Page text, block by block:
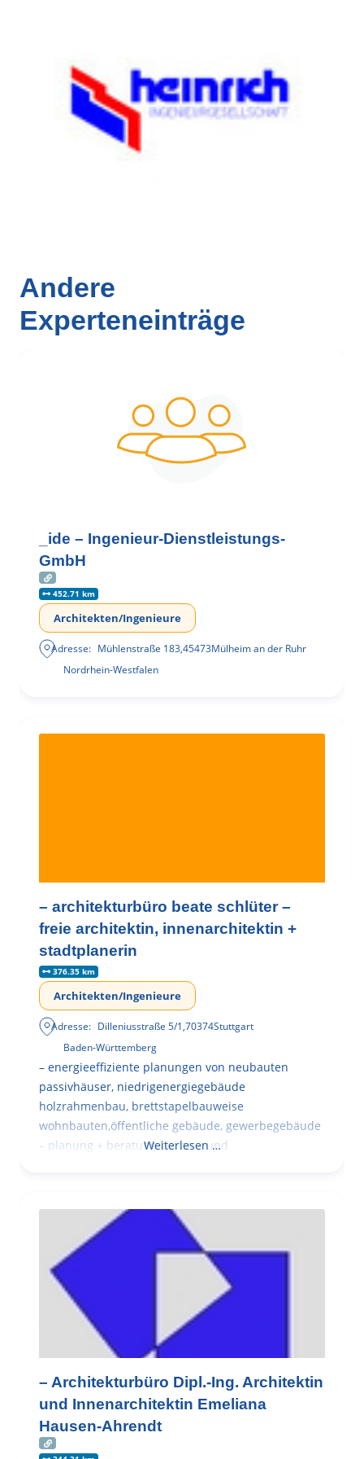
Andere
Experteneinträge
_ide – Ingenieur-Dienstleistungs-
GmbH
452.71 km
Architekten/Ingenieure
Adresse: Mühlenstraße 183,45473Mülheim an der Ruhr
Nordrhein-Westfalen
– architekturbüro beate schlüter –
freie architektin, innenarchitektin +
stadtplanerin
376.35 km
Architekten/Ingenieure
Adresse: Dilleniusstraße 5/1,70374Stuttgart
Baden-Württemberg
– energieeffiziente planungen von neubauten
passivhäuser, niedrigenergiegebäude
holzrahmenbau, brettstapelbauweise
wohnbauten,öffentliche gebäude, gewerbegebäude
– planung + beratung bei an – und
Weiterlesen …
– Architekturbüro Dipl.-Ing. Architektin
und Innenarchitektin Emeliana
Hausen-Ahrendt